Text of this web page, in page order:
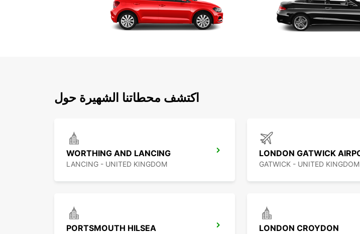
اكتشف محطاتنا الشهيرة حول
WORTHING AND LANCING
LANCING - UNITED KINGDOM GATWICK - UNITED KINGDOM
PORTSMOUTH HILSEA LONDON CROYDON